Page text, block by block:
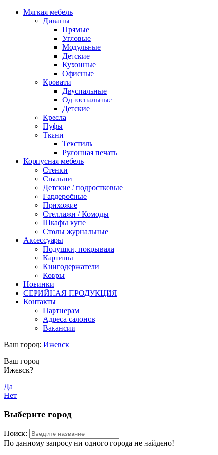
Мягкая мебель
Диваны
Прямые
Угловые
Модульные
Детские
Кухонные
Офисные
Кровати
Двуспальные
Односпальные
Детские
Кресла
Пуфы
Ткани
Текстиль
Рулонная печать
Корпусная мебель
Стенки
Спальни
Детские / подростковые
Гардеробные
Прихожие
Стеллажи / Комоды
Шкафы купе
Столы журнальные
Аксессуары
Подушки, покрывала
Картины
Книгодержатели
Ковры
Новинки
СЕРИЙНАЯ ПРОДУКЦИЯ
Контакты
Партнерам
Адреса салонов
Вакансии
Ваш город: Ижевск
Ваш город
Ижевск?
Да
Нет
Выберите город
Поиск:
По данному запросу ни одного города не найдено!